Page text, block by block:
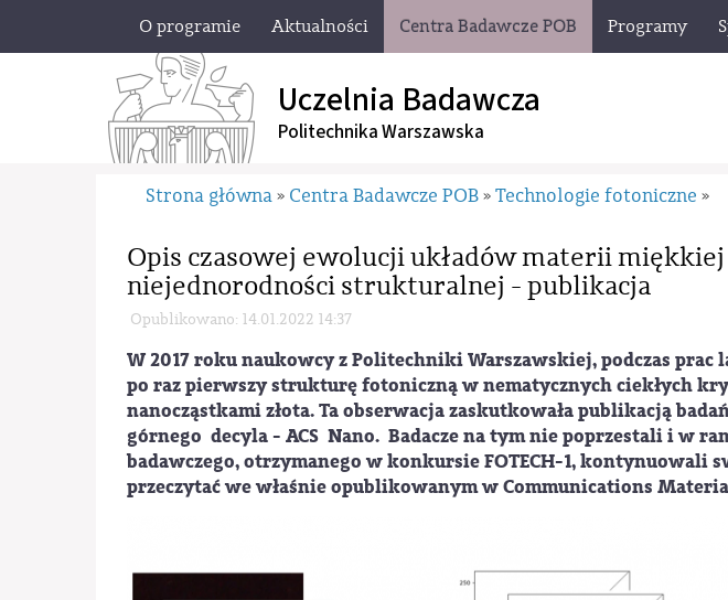
O programie Aktualności Centra Badawcze POB Programy
Uczelnia Badawcza
Politechnika Warszawska
Strona główna » Centra Badawcze POB » Technologie fotoniczne »
Opis czasowej ewolucji układów materii
niejednorodności strukturalnej - publikacja
Opublikowano: 14.01.2022 14:37
W 2017 roku naukowcy z Politechniki Warszawskiej, podczas
po raz pierwszy strukturę fotoniczną w nematycznych ciekłych
nanocząstkami złota. Ta obserwacja zaskutkowała publikacją
górnego decyla - ACS Nano. Badacze na tym nie poprzestali i w
badawczego, otrzymanego w konkursie FOTECH-1, kontynuowali
przeczytać we właśnie opublikowanym w Communications